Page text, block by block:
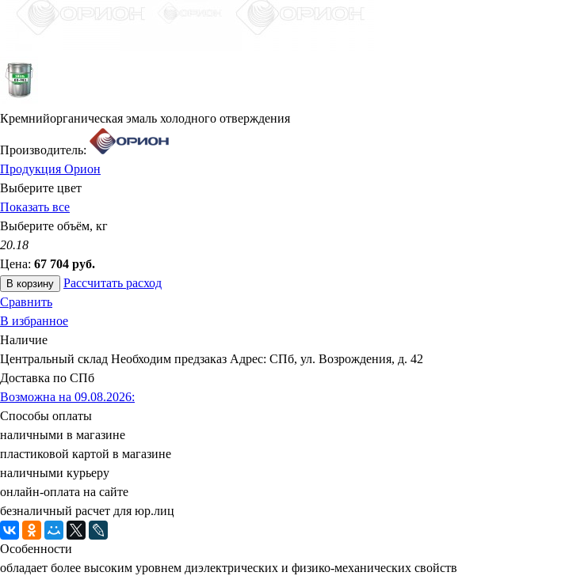
Кремнийорганическая эмаль холодного отверждения
Производитель:
Продукция Орион
Выберите цвет
Показать все
Выберите объём, кг
20.18
Цена: 67 704 руб.
В корзину
Рассчитать расход
Сравнить
В избранное
Наличие
Центральный склад Необходим предзаказ Адрес: СПб, ул. Возрождения, д. 42
Доставка по СПб
Возможна на 09.08.2026:
Способы оплаты
наличными в магазине
пластиковой картой в магазине
наличными курьеру
онлайн-оплата на сайте
безналичный расчет для юр.лиц
Особенности
обладает более высоким уровнем диэлектрических и физико-механических свойств